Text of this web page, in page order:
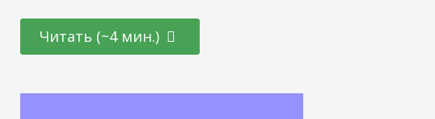
получить лиды и клиентов. О том, какая именно реклама вам
нужна, и вообще нужна ли — тема для отдельной статьи. Начнем
Читать (~4 мин.)